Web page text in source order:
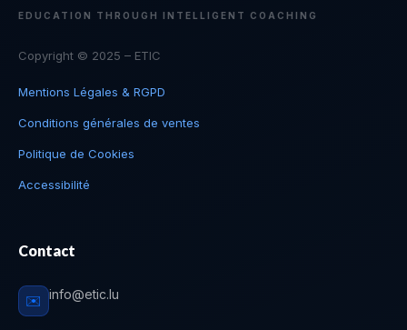
EDUCATION THROUGH INTELLIGENT COACHING
Copyright © 2025 – ETIC
Mentions Légales & RGPD
Conditions générales de ventes
Politique de Cookies
Accessibilité
Contact
✉️ info@etic.lu